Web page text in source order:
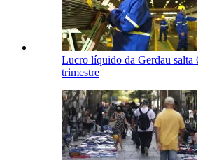
Lucro líquido da Gerdau salta
trimestre